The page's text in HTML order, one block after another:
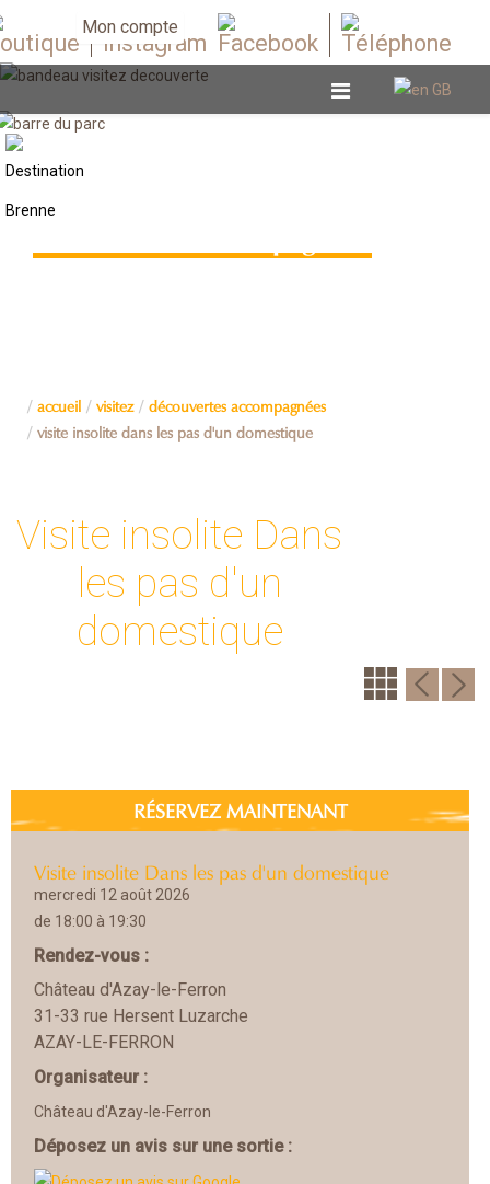
Mon compte
accueil visitez découvertes accompagnées
visite insolite dans les pas d'un domestique
Visite insolite Dans
les pas d'un
domestique
RÉSERVEZ MAINTENANT
Visite insolite Dans les pas d'un domestique
mercredi 12 août 2026
de 18:00 à 19:30
Rendez-vous :
Château d'Azay-le-Ferron
31-33 rue Hersent Luzarche
AZAY-LE-FERRON
Organisateur :
Château d'Azay-le-Ferron
Déposez un avis sur une sortie :